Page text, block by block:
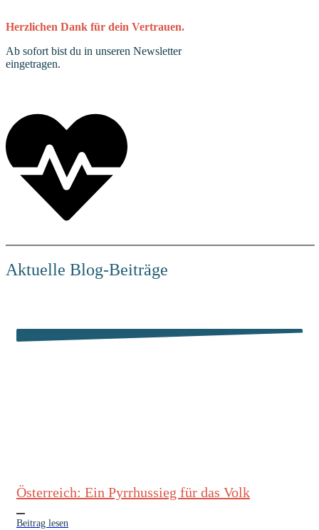
Herzlichen Dank für dein Vertrauen.
Ab sofort bist du in unseren Newsletter
eingetragen.
Aktuelle Blog-Beiträge
Österreich: Ein Pyrrhussieg für das Volk
Beitrag lesen